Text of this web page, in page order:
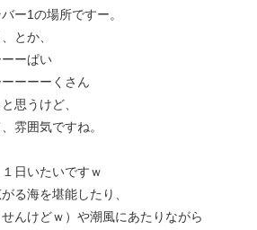
ー1の場所ですー。
とか、
ーぱい
ーーーくさん
思うけど、
雰囲気ですね。
日いたいですｗ
る海を堪能したり、
んけどｗ）や潮風にあたりながら